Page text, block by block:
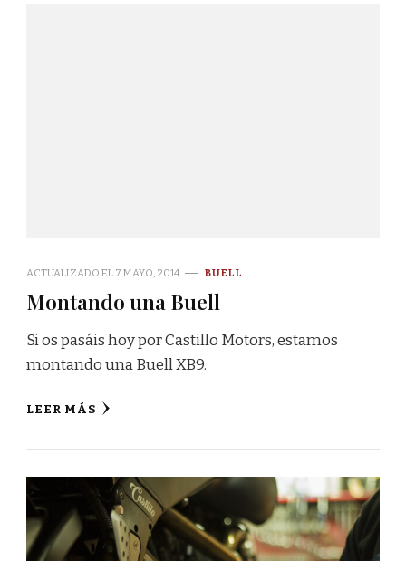
ACTUALIZADO EL 7 MAYO, 2014 BUELL
Montando una Buell
Si os pasáis hoy por Castillo Motors, estamos
montando una Buell XB9.
LEER MÁS